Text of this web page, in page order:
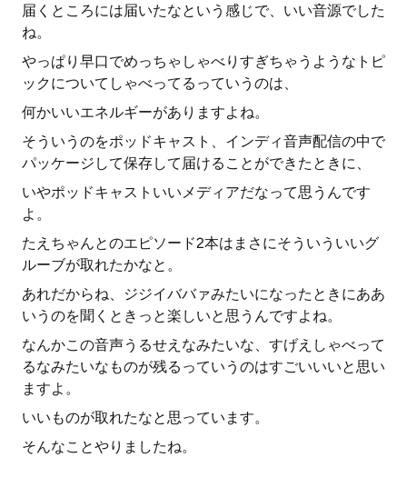
届くところには届いたなという感じで、いい音源でした
ね。
やっぱり早口でめっちゃしゃべりすぎちゃうようなトピ
ックについてしゃべってるっていうのは、
何かいいエネルギーがありますよね。
そういうのをポッドキャスト、インディ音声配信の中で
パッケージして保存して届けることができたときに、
いやポッドキャストいいメディアだなって思うんです
よ。
たえちゃんとのエピソード2本はまさにそういういいグ
ルーブが取れたかなと。
あれだからね、ジジイババァみたいになったときにああ
いうのを聞くときっと楽しいと思うんですよね。
なんかこの音声うるせえなみたいな、すげえしゃべって
るなみたいなものが残るっていうのはすごいいいと思い
ますよ。
いいものが取れたなと思っています。
そんなことやりましたね。